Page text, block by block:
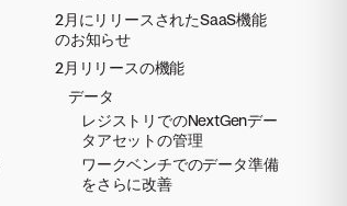
2月にリリースされたSaaS機能
のお知らせ
2月リリースの機能
データ
レジストリでのNextGenデー
タアセットの管理
ワークベンチでのデータ準備
をさらに改善